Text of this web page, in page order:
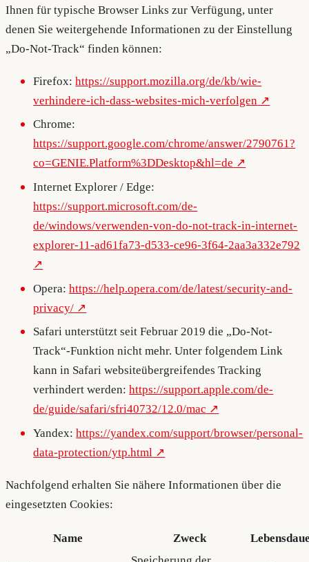
Ihnen für typische Browser Links zur Verfügung, unter
denen Sie weitergehende Informationen zu der Einstellung
„Do-Not-Track“ finden können:
Firefox:https://support.mozilla.org/de/kb/wie-
verhindere-ich-dass-websites-mich-verfolgen
Chrome:
https://support.google.com/chrome/answer/2790761?
co=GENIE.Platform%3DDesktop&hl=de
Internet Explorer / Edge:
https://support.microsoft.com/de-
de/windows/verwenden-von-do-not-track-in-internet-
explorer-11-ad61fa73-d533-ce96-3f64-2aa3a332e792
Opera:https://help.opera.com/de/latest/security-and-
privacy/
Safari unterstützt seit Februar 2019 die „Do-Not-
Track“-Funktion nicht mehr. Unter folgendem Link
kann in Safari websiteübergreifendes Tracking
verhindert werden:https://support.apple.com/de-
de/guide/safari/sfri40732/12.0/mac
Yandex:https://yandex.com/support/browser/personal-
data-protection/ytp.html
Nachfolgend erhalten Sie nähere Informationen über die
eingesetzten Cookies:
Name Zweck